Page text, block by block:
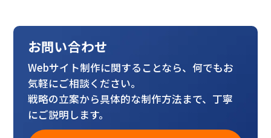
お問い合わせ
Webサイト制作に関することなら、何でもお
気軽にご相談ください。
戦略の立案から具体的な制作方法まで、丁寧
にご説明します。